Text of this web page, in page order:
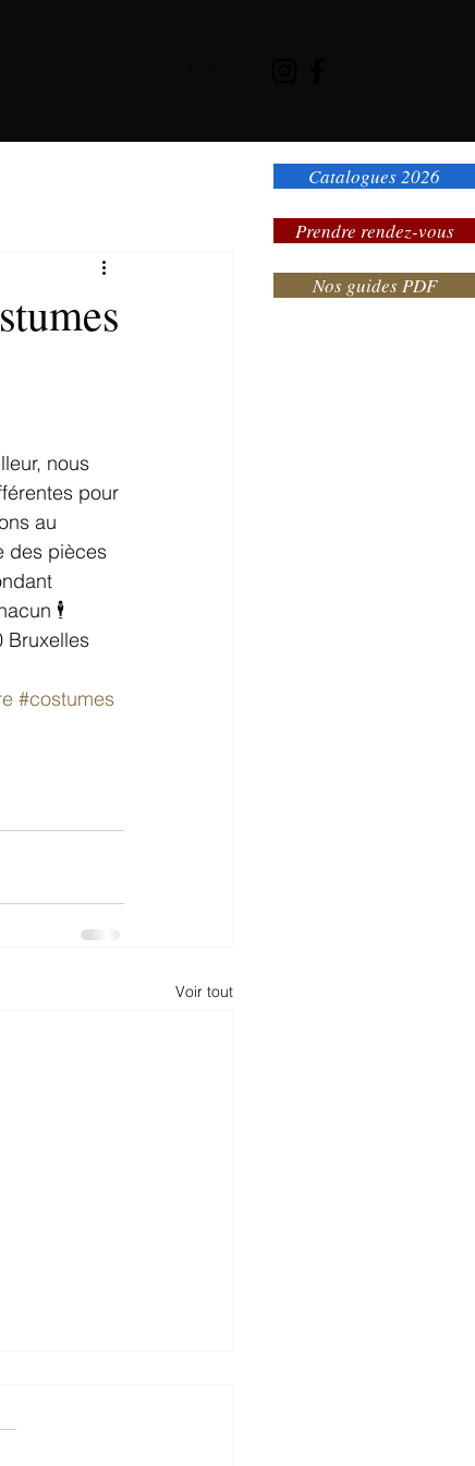
Nos guides PDF
Catalogues 2026
Prendre rendez-vous
nous
pour
au
des pièces
🕴
Bruxelles
#costumes
Voir tout